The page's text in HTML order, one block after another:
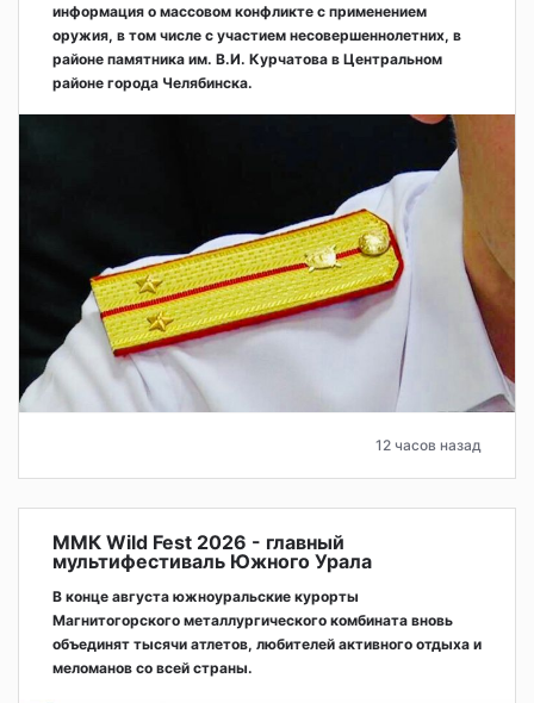
информация о массовом конфликте с применением
оружия, в том числе с участием несовершеннолетних, в
районе памятника им. В.И. Курчатова в Центральном
районе города Челябинска.
12 часов назад
ММК Wild Fest 2026 - главный
мультифестиваль Южного Урала
В конце августа южноуральские курорты
Магнитогорского металлургического комбината вновь
объединят тысячи атлетов, любителей активного отдыха и
меломанов со всей страны.